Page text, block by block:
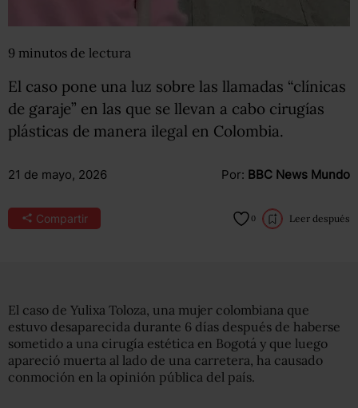
9 minutos de lectura
El caso pone una luz sobre las llamadas “clínicas
de garaje” en las que se llevan a cabo cirugías
plásticas de manera ilegal en Colombia.
21 de mayo, 2026 Por: BBC News Mundo
Compartir 0 Leer después
El caso de Yulixa Toloza, una mujer colombiana que
estuvo desaparecida durante 6 días después de haberse
sometido a una cirugía estética en Bogotá y que luego
apareció muerta al lado de una carretera, ha causado
conmoción en la opinión pública del país.